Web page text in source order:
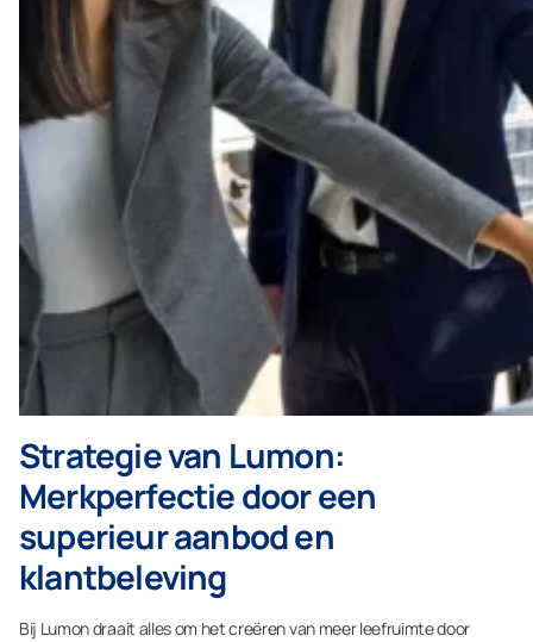
Strategie van Lumon:
Merkperfectie door een
superieur aanbod en
klantbeleving
Bij Lumon draait alles om het creëren van meer leefruimte door